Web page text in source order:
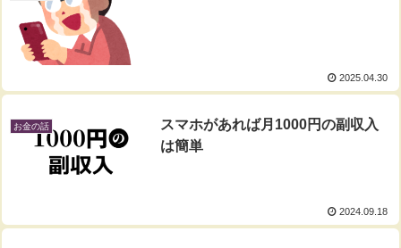
2025.04.30
お金の話
スマホがあれば月1000円の副収入
は簡単
2024.09.18